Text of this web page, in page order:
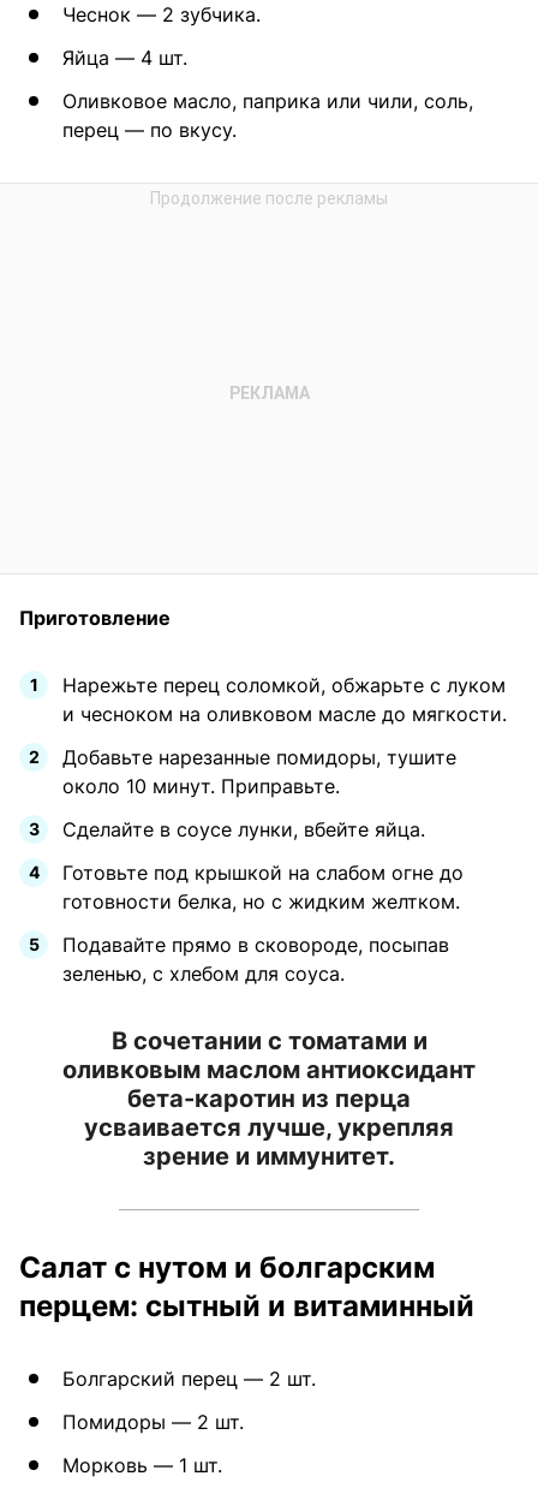
Чеснок — 2 зубчика.
Яйца — 4 шт.
Оливковое масло, паприка или чили, соль,
перец — по вкусу.
Приготовление
Нарежьте перец соломкой, обжарьте с луком
и чесноком на оливковом масле до мягкости.
Добавьте нарезанные помидоры, тушите
около 10 минут. Приправьте.
Сделайте в соусе лунки, вбейте яйца.
Готовьте под крышкой на слабом огне до
готовности белка, но с жидким желтком.
Подавайте прямо в сковороде, посыпав
зеленью, с хлебом для соуса.
В сочетании с томатами и
оливковым маслом антиоксидант
бета-каротин из перца
усваивается лучше, укрепляя
зрение и иммунитет.
Салат с нутом и болгарским
перцем: сытный и витаминный
Болгарский перец — 2 шт.
Помидоры — 2 шт.
Морковь — 1 шт.